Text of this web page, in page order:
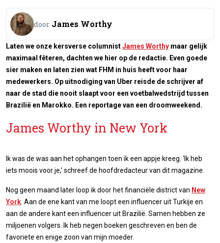
door James Worthy
Laten we onze kersverse columnistJames Worthy maar gelijk
maximaal fêteren, dachten we hier op de redactie. Even goede
sier maken en laten zien wat FHM in huis heeft voor haar
medewerkers. Op uitnodiging van Uber reisde de schrijver af
naar de stad die nooit slaapt voor een voetbalwedstrijd tussen
Brazilië en Marokko. Een reportage van een droomweekend.
James Worthy in New York
Ik was de was aan het ophangen toen ik een appje kreeg. ‘Ik heb
iets moois voor je,’ schreef de hoofdredacteur van dit magazine.
Nog geen maand later loop ik door het financiële district van New
York . Aan de ene kant van me loopt een influencer uit Turkije en
aan de andere kant een influencer uit Brazilië. Samen hebben ze
miljoenen volgers. Ik heb negen boeken geschreven en ben de
favoriete en enige zoon van mijn moeder.